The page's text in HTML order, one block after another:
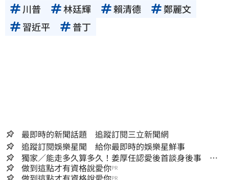
川普 林廷輝 賴清德
鄭麗文
習近平
普丁
最即時的新聞話題 追蹤訂閱三立新聞網
追蹤訂閱娛樂星聞 給你最即時的娛樂星鮮事
獨家／能走多久算多久！姜厚任認愛後首談身後事
「遺囑進度」曝光
做到這點才有資格說愛你PR
PR